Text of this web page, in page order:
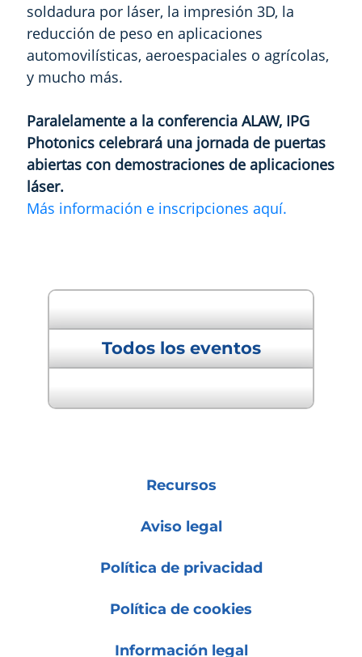
soldadura por láser, la impresión 3D, la
reducción de peso en aplicaciones
automovilísticas, aeroespaciales o agrícolas,
y mucho más.
Paralelamente a la conferencia ALAW, IPG
Photonics celebrará una jornada de puertas
abiertas con demostraciones de aplicaciones
láser.
Más información e inscripciones aquí.
Todos los eventos
Recursos
Aviso legal
Política de privacidad
Política de cookies
Información legal